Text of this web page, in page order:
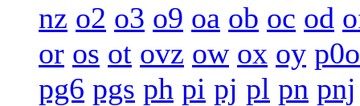
nz o2 o3 o9 oa ob oc od
or os ot ovz ow ox oy p0o
pg6 pgs ph pi pj pl pn pnj